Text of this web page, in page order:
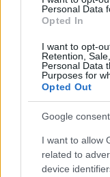
Personal Data
Opted In
I want to opt-
Retention,
Personal Data
Purposes for
Opted Out
Google
I want to allow
related to
device
sem volt ennyire
Ez az eset jól
mozgástere
szinte egyedül
akcióknak. Nem
verseny után
elképzelni a